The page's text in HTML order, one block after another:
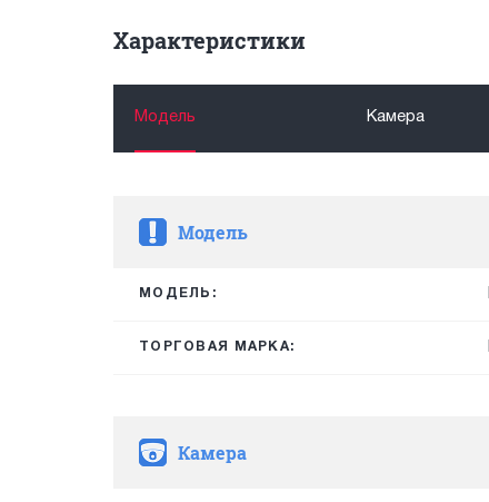
Характеристики
Модель Камера
Модель
МОДЕЛЬ:
ТОРГОВАЯ МАРКА:
Камера